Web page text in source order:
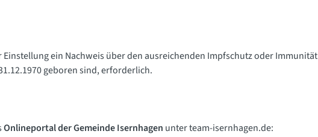
ein Nachweis über den ausreichenden Impfschutz oder Immunität
geboren sind, erforderlich.
Onlineportal der Gemeinde Isernhagen unter team-isernhagen.de: